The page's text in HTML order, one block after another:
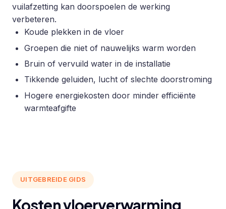
vuilafzetting kan doorspoelen de werking
verbeteren.
Koude plekken in de vloer
Groepen die niet of nauwelijks warm worden
Bruin of vervuild water in de installatie
Tikkende geluiden, lucht of slechte doorstroming
Hogere energiekosten door minder efficiënte
warmteafgifte
UITGEBREIDE GIDS
Kosten vloerverwarming